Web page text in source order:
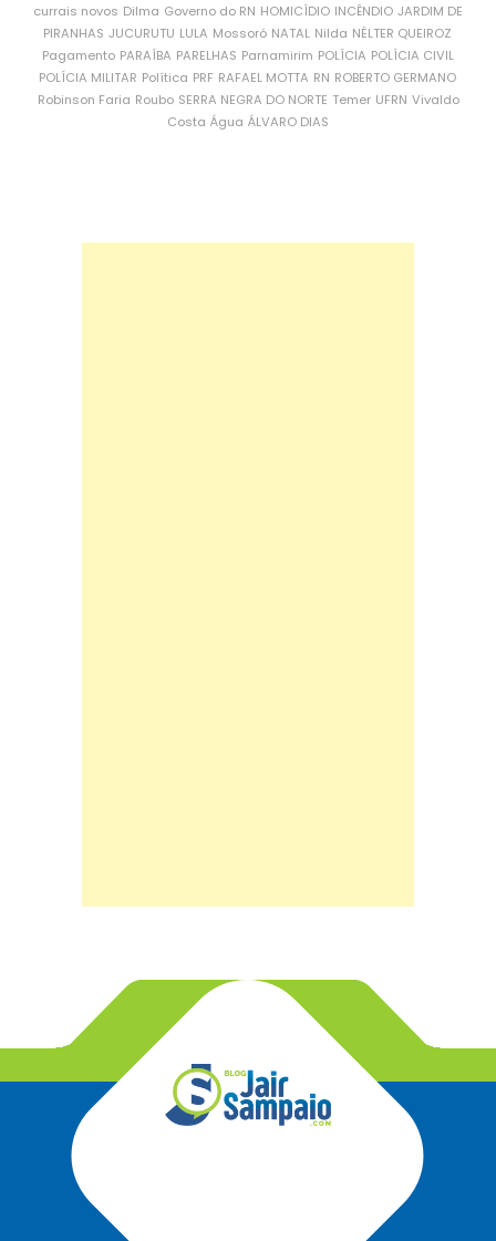
currais novos Dilma Governo do RN HOMICÍDIO INCÊNDIO JARDIM DE
PIRANHAS JUCURUTU LULA Mossoró NATAL Nilda NÉLTER QUEIROZ
Pagamento PARAÍBA PARELHAS Parnamirim POLÍCIA POLÍCIA CIVIL
POLÍCIA MILITAR Política PRF RAFAEL MOTTA RN ROBERTO GERMANO
Robinson Faria Roubo SERRA NEGRA DO NORTE Temer UFRN Vivaldo
Costa Água ÁLVARO DIAS